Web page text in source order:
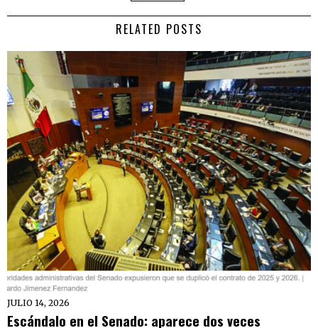
RELATED POSTS
JULIO 14, 2026
Escándalo en el Senado: aparece dos veces